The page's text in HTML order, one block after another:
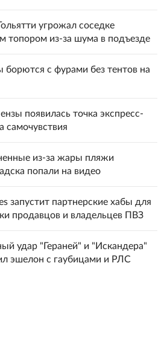
угрожал соседке
топором из-за шума в подъезде
борются с фурами без тентов на
появилась точка экспресс-
самочувствия
из-за жары пляжи
попали на видео
запустит партнерские хабы для
продавцов и владельцев ПВЗ
удар "Гераней" и "Искандера"
эшелон с гаубицами и РЛС